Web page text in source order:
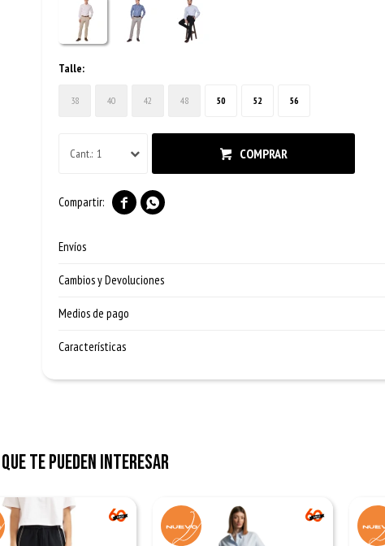
Talle:
38 40 42 48 50 52 56
1 COMPRAR
 
Envíos
Cambios y Devoluciones
Medios de pago
Características
te pueden interesar